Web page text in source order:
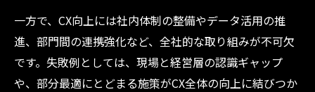
一方で、CX向上には社内体制の整備やデータ活用の推
進、部門間の連携強化など、全社的な取り組みが不可欠
です。失敗例としては、現場と経営層の認識ギャップ
や、部分最適にとどまる施策がCX全体の向上に結びつか